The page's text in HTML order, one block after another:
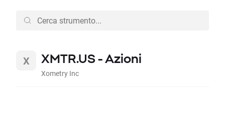
XMTR.US - Azioni
Xometry Inc